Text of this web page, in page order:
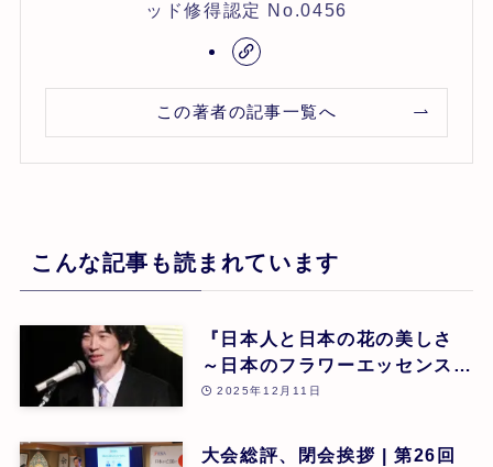
ッド修得認定 No.0456
この著者の記事一覧へ
こんな記事も読まれています
『日本人と日本の花の美しさ
～日本のフラワーエッセンスに
よる癒し』 東 昭史
2025年12月11日
大会総評、閉会挨拶 | 第26回